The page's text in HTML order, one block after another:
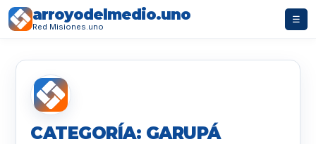
arroyodelmedio.uno
Red Misiones.uno
☰
CATEGORÍA: GARUPÁ